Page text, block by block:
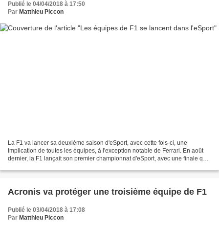
Publié le 04/04/2018 à 17:50
Par Matthieu Piccon
La F1 va lancer sa deuxième saison d'eSport, avec cette fois-ci, une
implication de toutes les équipes, à l'exception notable de Ferrari. En août
dernier, la F1 lançait son premier championnat d'eSport, avec une finale qui
Acronis va protéger une troisième équipe de F1
Publié le 03/04/2018 à 17:08
Par Matthieu Piccon